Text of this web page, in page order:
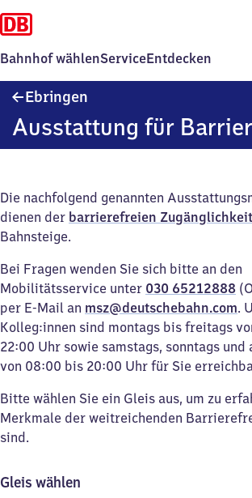
Bahnhof wählenServiceEntdecken
Ebringen
Ausstattung für
Die nachfolgend genannten
dienen der barrierefreien Zugänglichkeit
Bahnsteige.
Bei Fragen wenden Sie sich bitte an den
Mobilitätsservice unter 030 65212888
per E-Mail an msz@deutschebahn.com.
Kolleg:innen sind montags bis freitags
22:00 Uhr sowie samstags, sonntags und
von 08:00 bis 20:00 Uhr für Sie
Bitte wählen Sie ein Gleis aus, um zu
Merkmale der weitreichenden
sind.
Gleis wählen